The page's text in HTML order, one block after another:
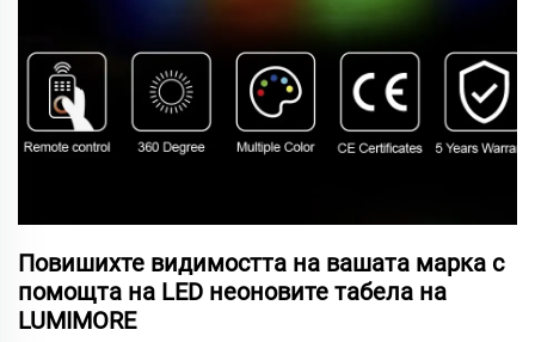
Повишихте видимостта на вашата марка с
помощта на LED неоновите табела на
LUMIMORE